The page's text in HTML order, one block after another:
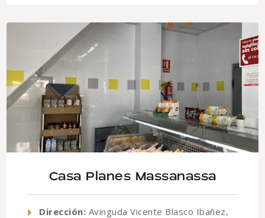
Casa Planes Massanassa
Dirección: Avinguda Vicente Blasco Ibañez,